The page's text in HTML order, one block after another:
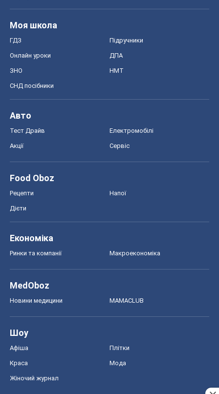
Моя школа
ГДЗ Підручники
Онлайн уроки ДПА
ЗНО НМТ
СНД посібники
Авто
Тест Драйв Електромобілі
Акції Сервіс
Food Oboz
Рецепти Напої
Дієти
Економіка
Ринки та компанії Макроекономіка
MedOboz
Новини медицини MAMACLUB
Шоу
Афіша Плітки
Краса Мода
Жіночий журнал